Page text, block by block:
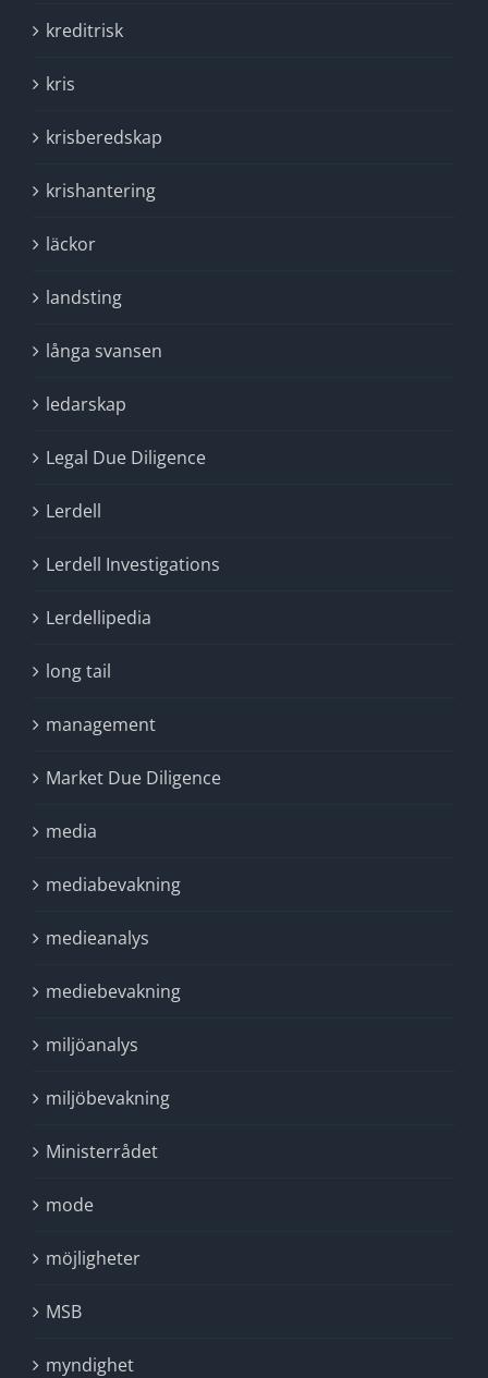
kreditrisk
kris
krisberedskap
krishantering
läckor
landsting
långa svansen
ledarskap
Legal Due Diligence
Lerdell
Lerdell Investigations
Lerdellipedia
long tail
management
Market Due Diligence
media
mediabevakning
medieanalys
mediebevakning
miljöanalys
miljöbevakning
Ministerrådet
mode
möjligheter
MSB
myndighet